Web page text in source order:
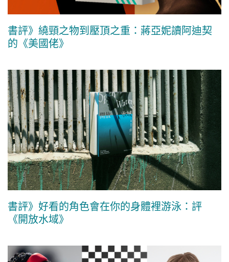
書評》繞頸之物到壓頂之重：蔣亞妮讀阿迪契
的《美國佬》
書評》好看的角色會在你的身體裡游泳：評
《開放水域》